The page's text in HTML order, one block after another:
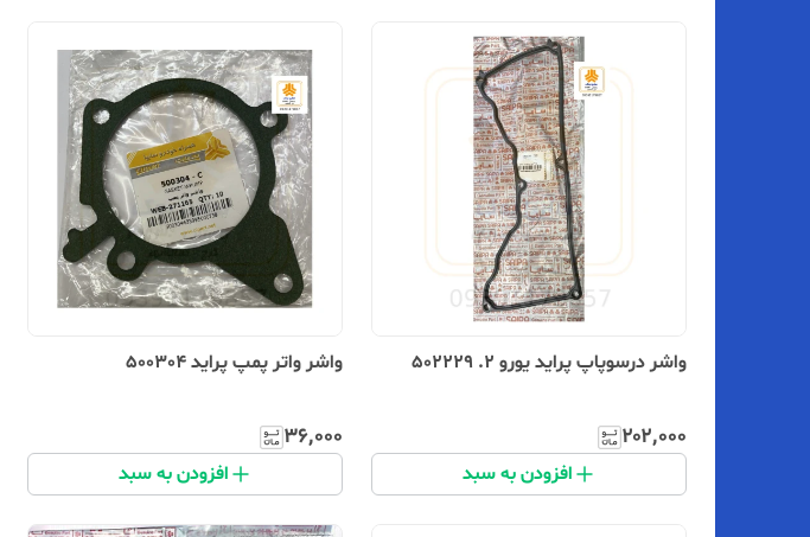
واشر درسوپاپ پراید یورو ۲. 502229
۲۰۲٬۰۰۰
افزودن به سبد
واشر واتر پمپ پراید 500304
۳۶٬۰۰۰
افزودن به سبد